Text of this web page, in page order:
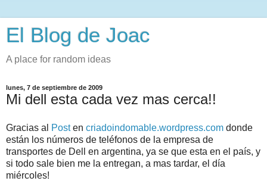
El Blog de Joac
A place for random ideas
lunes, 7 de septiembre de 2009
Mi dell esta cada vez mas cerca!!
Gracias al Posten criadoindomable.wordpress.com donde
están los números de teléfonos de la empresa de
transportes de Dell en argentina, ya se que esta en el país, y
si todo sale bien me la entregan, a mas tardar, el día
miércoles!